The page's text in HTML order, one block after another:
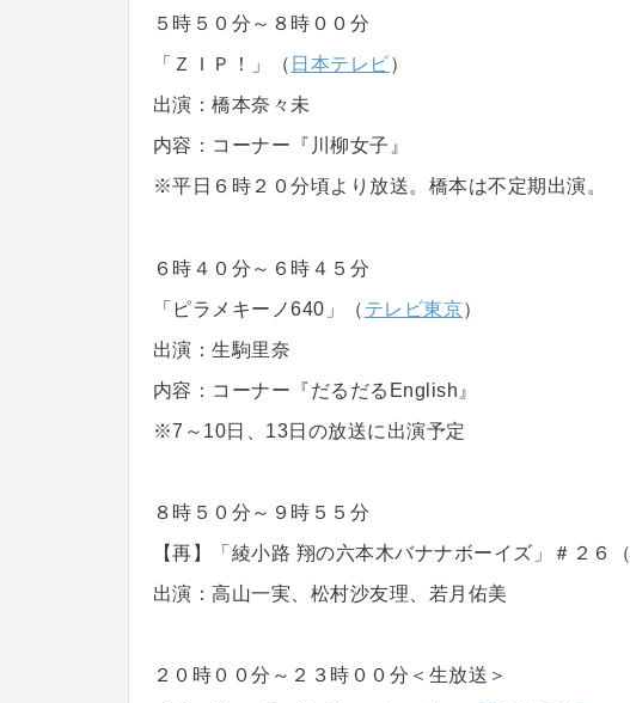
５時５０分～８時００分
「ＺＩＰ！」（ 日本テレビ）
出演：橋本奈々未
内容：コーナー『川柳女子』
※平日６時２０分頃より放送。橋本は不定期出演。
６時４０分～６時４５分
「ピラメキーノ640」（ テレビ東京）
出演：生駒里奈
内容：コーナー『だるだるEnglish』
※7～10日、13日の放送に出演予定
８時５０分～９時５５分
【再】「綾小路 翔の六本木バナナボーイズ」＃２６（
出演：高山一実、松村沙友理、若月佑美
２０時００分～２３時００分＜生放送＞